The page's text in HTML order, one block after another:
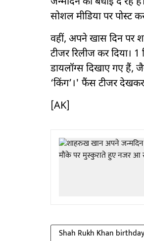
सोशल मीडिया पर पोस्ट
वहीं, अपने खास दिन पर
टीजर रिलीज कर
डायलॉग्स दिखाए गए हैं,
‘किंग’।' फैंस टीजर
[AK]
Shah Rukh Khan birthday